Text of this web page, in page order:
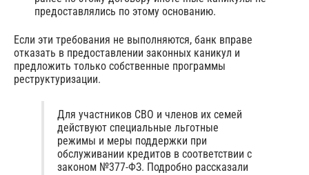
предоставлялись по этому основанию.
Если эти требования не выполняются, банк вправе
отказать в предоставлении законных каникул и
предложить только собственные программы
реструктуризации.
Для участников СВО и членов их семей
действуют специальные льготные
режимы и меры поддержки при
обслуживании кредитов в соответствии с
законом №377-ФЗ. Подробно рассказали